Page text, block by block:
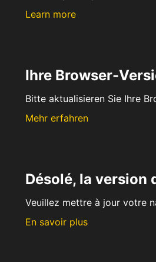
Learn more
Ihre Browser-
Bitte aktualisieren Sie Ihre
Mehr erfahren
Désolé, la version
Veuillez mettre à jour votre
En savoir plus